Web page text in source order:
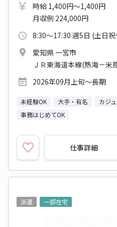
時給 1,400円～1,400円
月収例 224,000円
8:30～17:30 週5日 (土日
愛知県 一宮市
ＪＲ東海道本線(熱海－米
2026年09月上旬～長期
未経験OK 大手・有名 カジ
事務はじめてOK
仕事詳細
派遣
一部在宅